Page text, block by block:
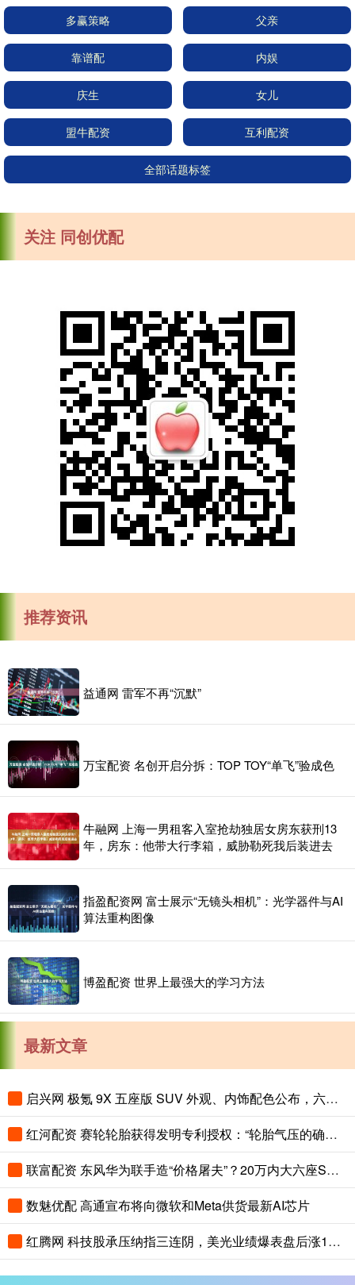
多赢策略 父亲
靠谱配 内娱
庆生 女儿
盟牛配资 互利配资
全部话题标签
关注 同创优配
推荐资讯
益通网 雷军不再“沉默”
万宝配资 名创开启分拆：TOP TOY“单飞”验成色
牛融网 上海一男租客入室抢劫独居女房东获刑13
年，房东：他带大行李箱，威胁勒死我后装进去
指盈配资网 富士展示“无镜头相机”：光学器件与AI
算法重构图像
博盈配资 世界上最强大的学习方法
最新文章
启兴网 极氪 9X 五座版 SUV 外观、内饰配色公布，六座版也能选新色
红河配资 赛轮轮胎获得发明专利授权：“轮胎气压的确定方法、装置及电子设备”
联富配资 东风华为联手造“价格屠夫”？20万内大六座SUV，理想L8还坐得住吗？
数魅优配 高通宣布将向微软和Meta供货最新AI芯片
红腾网 科技股承压纳指三连阴，美光业绩爆表盘后涨12%，大宗暴跌白银重挫近8%